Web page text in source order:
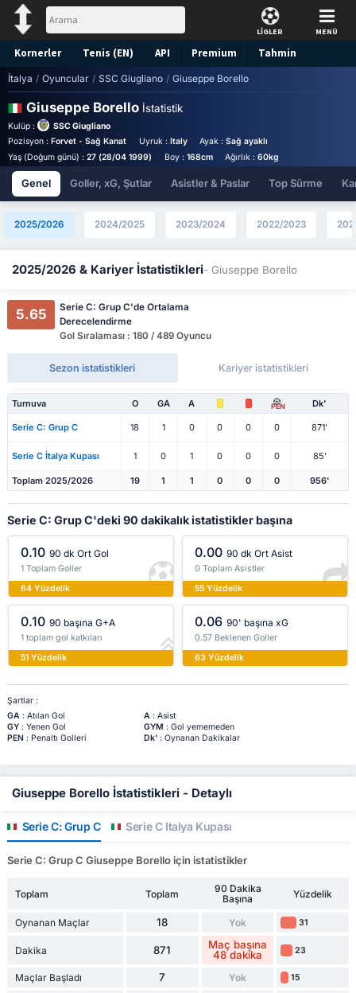
LİGLER MENÜ
Kornerler Tenis (EN) API Premium Tahmin
İtalya / Oyuncular / SSC Giugliano / Giuseppe Borello
Giuseppe Borello İstatistik
Kulüp :
SSC Giugliano
Pozisyon : Forvet - Sağ Kanat Uyruk : Italy Ayak :Sağ ayaklı
Yaş (Doğum günü) : 27 (28/04 1999) Boy : 168cm Ağırlık :60kg
Genel Goller, xG, Şutlar Asistler & Paslar Top Sürme
2025/2026 2024/2025 2023/2024 2022/2023
2025/2026 & Kariyer İstatistikleri- Giuseppe Borello
5.65
Serie C: Grup C'de Ortalama
Derecelendirme
Gol Sıralaması : 180 / 489 Oyuncu
Sezon istatistikleri Kariyer istatistikleri
Turnuva O GA A PEN Dk'
Serie C: Grup C 18 1 0 0 0 0 871'
Serie C İtalya Kupası 1 0 1 0 0 0 85'
Toplam 2025/2026 19 1 1 0 0 0 956'
Serie C: Grup C'deki 90 dakikalık istatistikler başına
0.10 90 dk Ort Gol
1 Toplam Goller
64 Yüzdelik
0.00 90 dk Ort Asist
0 Toplam Asistler
55 Yüzdelik
0.10 90 başına G+A
1 toplam gol katkıları
51 Yüzdelik
0.06 90' başına xG
0.57 Beklenen Goller
63 Yüzdelik
Şartlar :
GA: Atılan Gol A: Asist
GY: Yenen Gol GYM : Gol yememeden
PEN : Penaltı Golleri Dk': Oynanan Dakikalar
Giuseppe Borello İstatistikleri - Detaylı
Serie C: Grup C Serie C İtalya Kupası
Serie C: Grup C Giuseppe Borello için istatistikler
Toplam Toplam
90 Dakika
Başına
Yüzdelik
Oynanan Maçlar 18 Yok 31
Dakika 871
Maç başına
48 dakika
23
Maçlar Başladı 7 Yok 15